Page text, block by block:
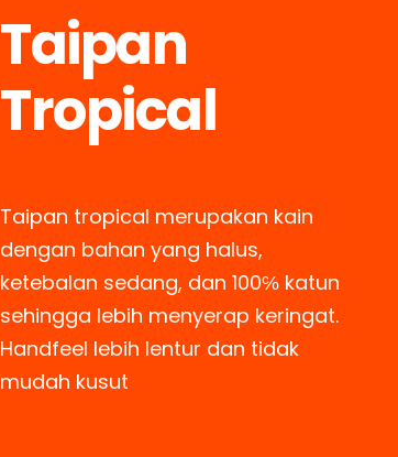
Taipan
Tropical
Taipan tropical merupakan kain
dengan bahan yang halus,
ketebalan sedang, dan 100℅ katun
sehingga lebih menyerap keringat.
Handfeel lebih lentur dan tidak
mudah kusut